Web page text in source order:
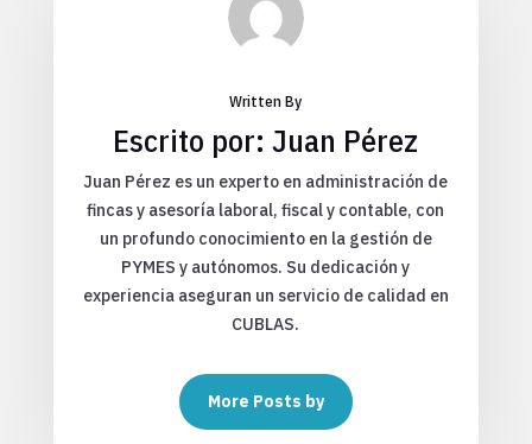
Written By
Escrito por: Juan Pérez
Juan Pérez es un experto en administración de
fincas y asesoría laboral, fiscal y contable, con
un profundo conocimiento en la gestión de
PYMES y autónomos. Su dedicación y
experiencia aseguran un servicio de calidad en
CUBLAS.
More Posts by